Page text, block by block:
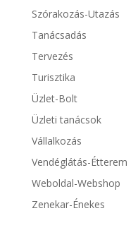
Szórakozás-Utazás
Tanácsadás
Tervezés
Turisztika
Üzlet-Bolt
Üzleti tanácsok
Vállalkozás
Vendéglátás-Étterem
Weboldal-Webshop
Zenekar-Énekes